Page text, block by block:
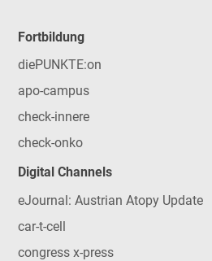
Fortbildung
diePUNKTE:on
apo-campus
check-innere
check-onko
Digital Channels
eJournal: Austrian Atopy Update
car-t-cell
congress x-press